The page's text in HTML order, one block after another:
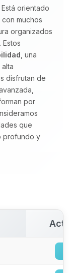
orientado
muchos
organizados
, una
disfrutan de
por
que
profundo y